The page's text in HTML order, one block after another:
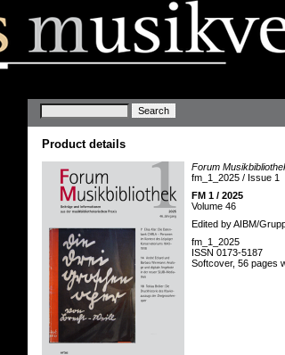
Keywords
Product details
Forum
fm_1_2025 / Issue 1
FM 1 / 2025
Volume 46
Edited by AIBM/
fm_1_2025
ISSN 0173-5187
Softcover, 56 pages